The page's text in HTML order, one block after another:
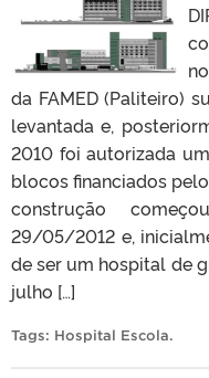
da FAMED (Paliteiro)
levantada e,
2010 foi autorizada
blocos financiados
construção
29/05/2012 e,
de ser um hospital de
julho […]
Tags: Hospital Escola.